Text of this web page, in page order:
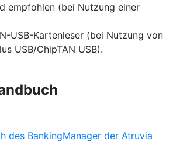
empfohlen (bei Nutzung einer
USB-Kartenleser (bei Nutzung von
USB/ChipTAN USB).
des BankingManager der Atruvia